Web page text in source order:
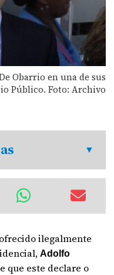
Obarrio en una de sus
Público. Foto: Archivo
ilegalmente
Adolfo
que este declare o